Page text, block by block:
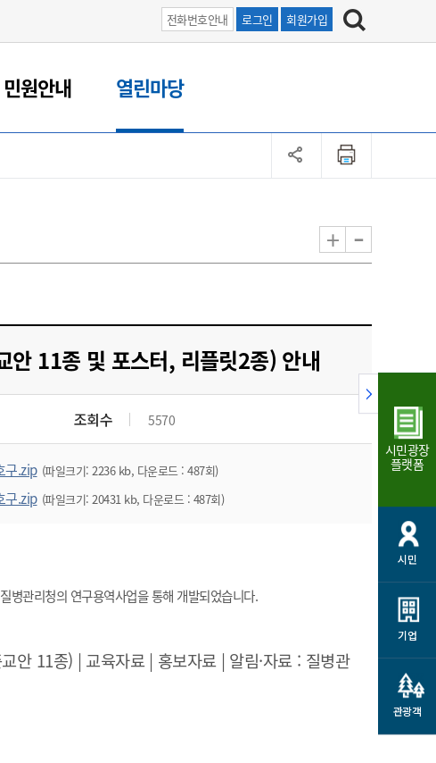
전화번호안내 로그인 회원가입
민원안내 열린마당
+ -
안 11종 및 포스터, 리플릿2종) 안내
조회수 5570
구.zip (파일크기: 2236 kb, 다운로드 : 487회)
구.zip (파일크기: 20431 kb, 다운로드 : 487회)
병관리청의 연구용역사업을 통해 개발되었습니다.
안 11종) | 교육자료 | 홍보자료 | 알림·자료 : 질병관
시민광장
플랫폼
시민
기업
관광객